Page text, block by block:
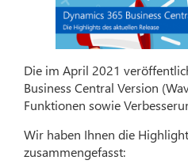
Die im April 2021
Business Central Version
Funktionen sowie
Wir haben Ihnen die
zusammengefasst: